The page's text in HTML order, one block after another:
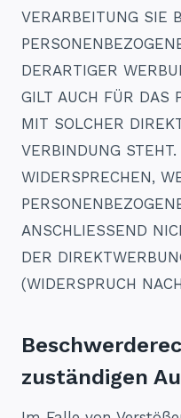
VERARBEITUNG SIE
DERARTIGER
GILT AUCH FÜR DAS
MIT SOLCHER
VERBINDUNG
WIDERSPRECHEN,
ANSCHLIESSEND
DER
(WIDERSPRUCH
zuständigen